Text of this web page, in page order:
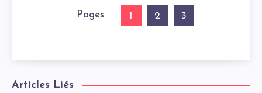
Pages 1 2 3
Articles Liés